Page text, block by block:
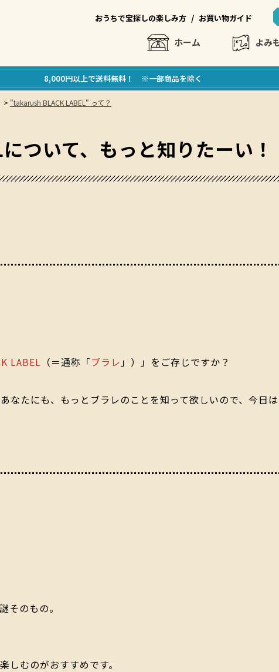
おうちで宝探しの楽しみ方 / お買い物ガイド
ホーム よみ
8,000円以上で送料無料！ ※一部商品を除く
> "takarush BLACK LABEL" って？
ついて、もっと知りたーい！
LABEL （＝通称「ブラレ 」）」をご存じですか？
なたにも、もっとブラレのことを知って欲しいので、今日
そのもの。
しむのがおすすめです。